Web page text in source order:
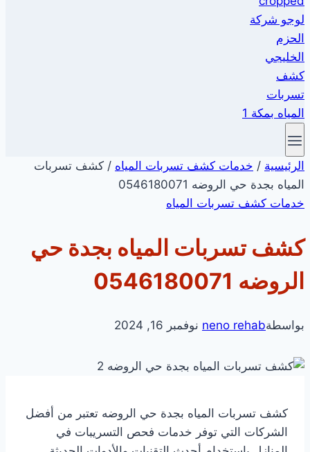
الرئيسية / خدمات كشف تسربات المياه / كشف تسربات
المياه بجدة حي الروضه 0546180071
خدمات كشف تسربات المياه
كشف تسربات المياه بجدة حي
الروضه 0546180071
بواسطةneno rehab نوفمبر 16, 2024
كشف تسربات المياه بجدة حي الروضه تعتبر من أفضل
الشركات التي توفر خدمات فحص التسريبات في